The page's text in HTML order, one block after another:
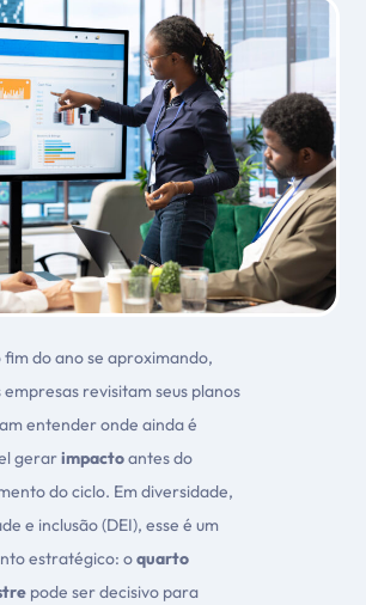
fim do ano se aproximando,
empresas revisitam seus planos
entender onde ainda é
gerarimpactoantes do
do ciclo. Em diversidade,
e inclusão (DEI), esse é um
estratégico: oquarto
pode ser decisivo para